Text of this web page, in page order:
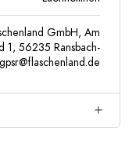
GmbH, Am
1, 56235 Ransbach-
gpsr@flaschenland.de